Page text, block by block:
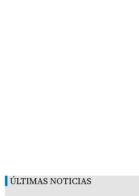
ÚLTIMAS NOTICIAS